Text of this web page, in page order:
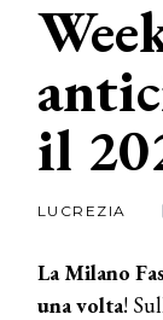
News
News
il
LUCREZIA
La Milano
una volta!